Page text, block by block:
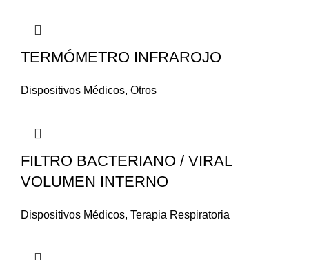
TERMÓMETRO INFRAROJO
Dispositivos Médicos, Otros
FILTRO BACTERIANO / VIRAL
VOLUMEN INTERNO
Dispositivos Médicos, Terapia Respiratoria